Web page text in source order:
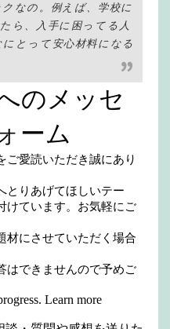
なの。例えば、学校に
ら、入手に困ってる人
とって安心材料になる